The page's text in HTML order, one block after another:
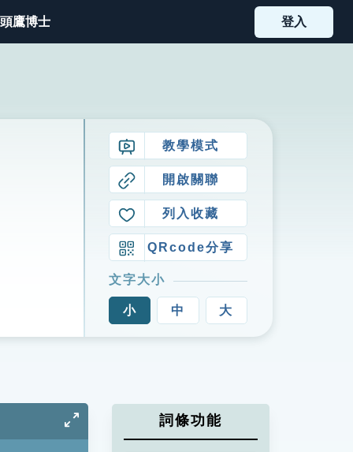
鷹博士 登入
教學模式
開啟關聯
列入收藏
QRcode分享
文字大小
小 中 大
詞條功能